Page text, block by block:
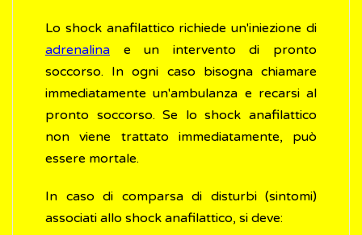
Lo shock anafilattico richiede un'iniezione di
adrenalina e un intervento di pronto
soccorso. In ogni caso bisogna chiamare
immediatamente un'ambulanza e recarsi al
pronto soccorso. Se lo shock anafilattico
non viene trattato immediatamente, può
essere mortale.
In caso di comparsa di disturbi (sintomi)
associati allo shock anafilattico, si deve: